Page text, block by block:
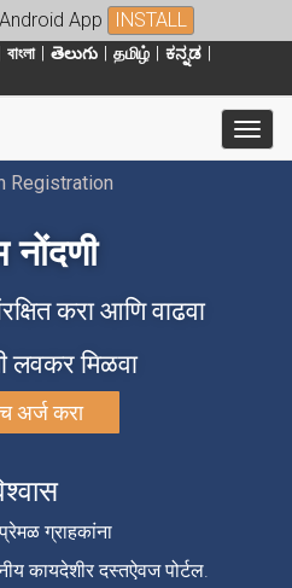
App INSTALL
বাংলা తెలుగు தமிழ்
ಕನ್ನಡ
Registration
नोंदणी
करा आणि वाढवा
लवकर मिळवा
अर्ज करा
ग्राहकांना
कायदेशीर दस्तऐवज पोर्टल.